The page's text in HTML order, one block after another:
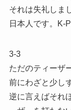
それは失礼しま
日本人です。K-
3-3
ただのティーザ
前にわざと少し
逆に言えばそれ